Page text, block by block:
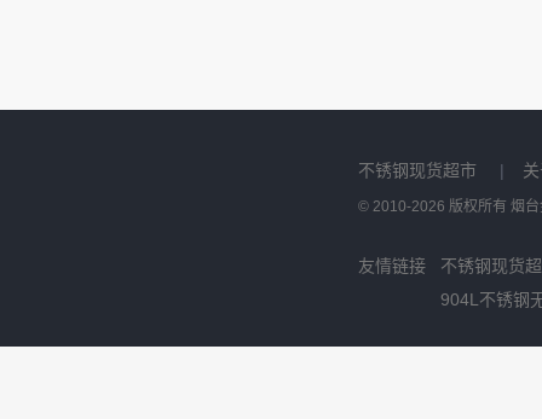
不锈钢现货超市 |
© 2010-2026 版权所有 烟
友情链接
不锈钢现货
904L不锈钢